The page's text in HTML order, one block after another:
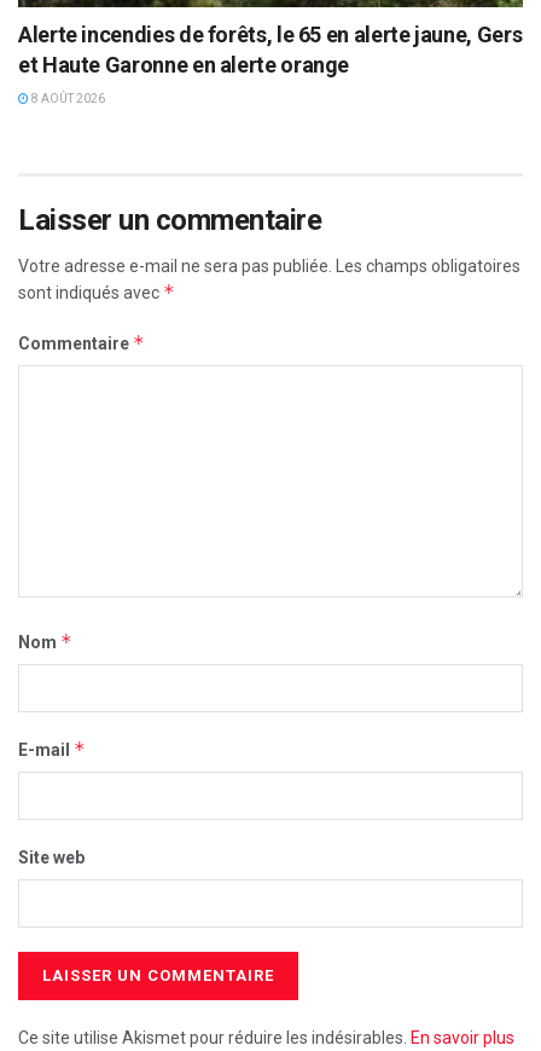
Alerte incendies de forêts, le 65 en alerte jaune, Gers
et Haute Garonne en alerte orange
8 AOÛT 2026
Laisser un commentaire
Votre adresse e-mail ne sera pas publiée. Les champs obligatoires
sont indiqués avec *
Commentaire *
Nom *
E-mail *
Site web
Ce site utilise Akismet pour réduire les indésirables. En savoir plus